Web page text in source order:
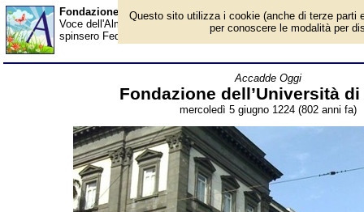
Fondazione dell’Università di Napoli - Almanacco
Voce dell'Almanacco del 5 giugno, per la rubrica 'Accadde
spinsero Federico II, imperatore del Sacro romano impero, a
Accadde Oggi
Fondazione dell’Università
mercoledì 5 giugno 1224 (802 anni fa)
Questo sito utilizza i cookie (anche di terze parti
per conoscere le modalità per